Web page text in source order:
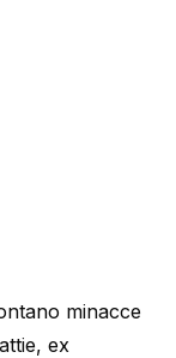
minacce
ex